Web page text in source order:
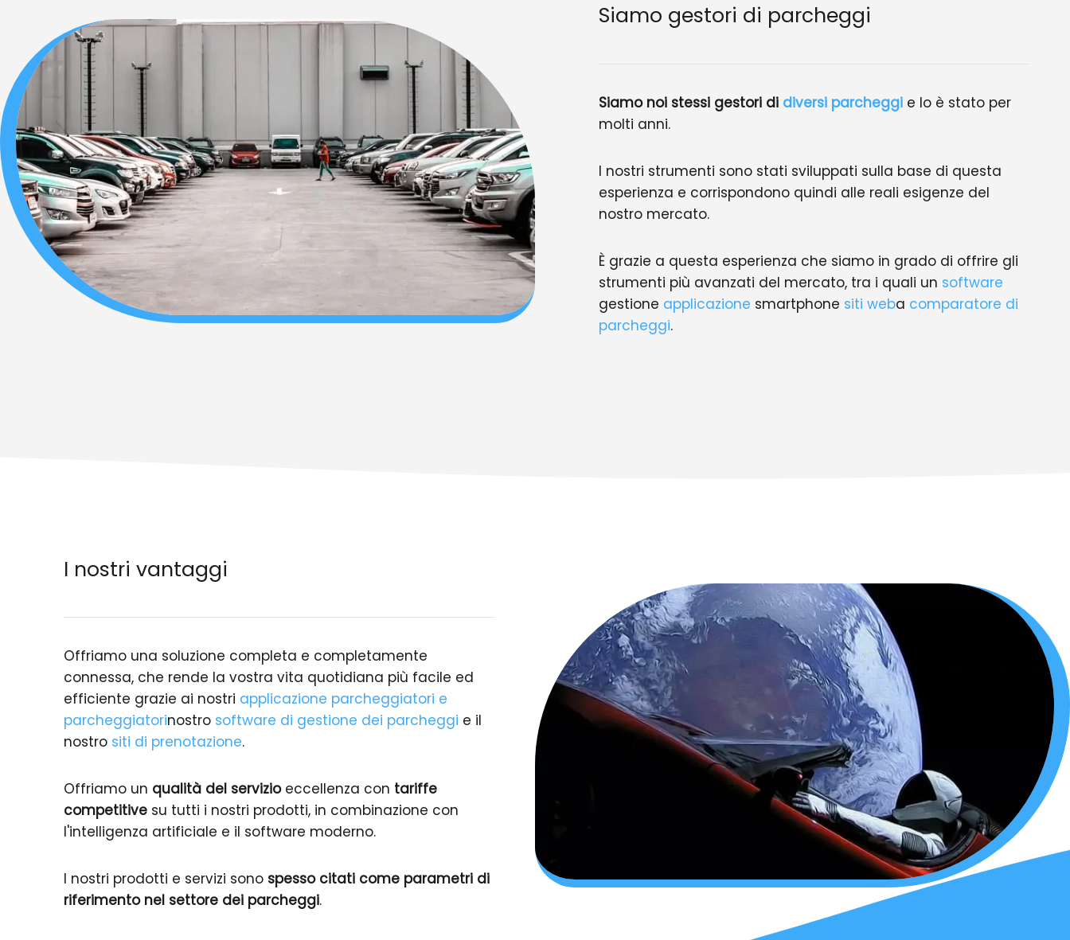
Siamo gestori di parcheggi
Siamo noi stessi gestori di diversi parcheggi e lo è stato per
molti anni.
I nostri strumenti sono stati sviluppati sulla base di questa
esperienza e corrispondono quindi alle reali esigenze del
nostro mercato.
È grazie a questa esperienza che siamo in grado di offrire gli
strumenti più avanzati del mercato, tra i quali un software
gestione applicazione smartphone siti weba comparatore di
parcheggi.
I nostri vantaggi
Offriamo una soluzione completa e completamente
connessa, che rende la vostra vita quotidiana più facile ed
efficiente grazie ai nostri applicazione parcheggiatori e
parcheggiatorinostro software di gestione dei parcheggi e il
nostro siti di prenotazione.
Offriamo un qualità del servizioeccellenza con tariffe
competitive su tutti i nostri prodotti, in combinazione con
l'intelligenza artificiale e il software moderno.
I nostri prodotti e servizi sono spesso citati come parametri di
riferimento nel settore dei parcheggi.